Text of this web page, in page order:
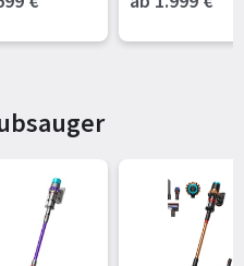
EdgeMaster 2.0